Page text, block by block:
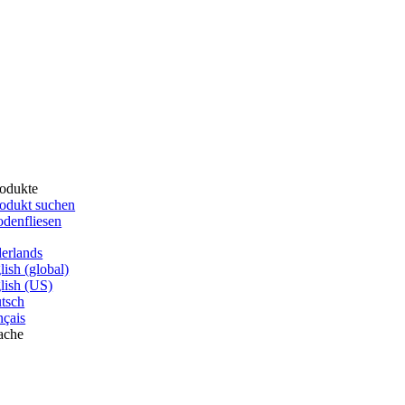
(global)
(US)
suchen